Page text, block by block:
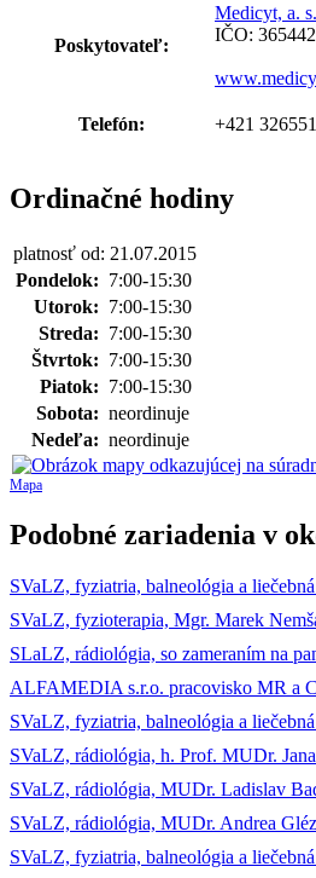
Poskytovateľ:
Medicyt, a. s.
IČO:
Telefón: +421
Ordinačné hodiny
platnosť od: 21.07.2015
Pondelok: 7:00-15:30
Utorok: 7:00-15:30
Streda: 7:00-15:30
Štvrtok: 7:00-15:30
Piatok: 7:00-15:30
Sobota: neordinuje
Nedeľa: neordinuje
Mapa
Podobné zariadenia v
SVaLZ, fyziatria, balneológia a
SVaLZ, fyzioterapia, Mgr. Marek
SLaLZ, rádiológia, so zameraním na
ALFAMEDIA s.r.o. pracovisko MR a
SVaLZ, fyziatria, balneológia a
SVaLZ, rádiológia, h. Prof. MUDr.
SVaLZ, rádiológia, MUDr. Ladislav
SVaLZ, rádiológia, MUDr. Andrea
SVaLZ, fyziatria, balneológia a